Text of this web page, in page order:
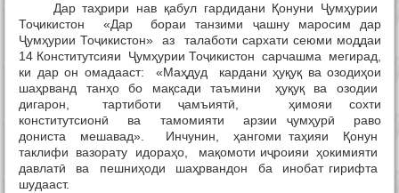
Дар таҳрири нав қабул гардидани Қонуни Ҷумҳурии
Тоҷикистон «Дар бораи танзими ҷашну маросим дар
Ҷумҳурии Тоҷикистон» аз талаботи сархати сеюми моддаи
14 Конститутсияи Ҷумҳурии Тоҷикистон сарчашма мегирад,
ки дар он омадааст: «Маҳдуд кардани ҳуқуқ ва озодиҳои
шаҳрванд танҳо бо мақсади таъмини ҳуқуқ ва озодии
дигарон, тартиботи ҷамъиятӣ, ҳимояи сохти
конститутсионӣ ва тамомияти арзии ҷумҳурӣ раво
дониста мешавад». Инчунин, ҳангоми таҳияи Қонун
таклифи вазорату идораҳо, мақомоти иҷроияи ҳокимияти
давлатӣ ва пешниҳоди шаҳрвандон ба инобат гирифта
шудааст.